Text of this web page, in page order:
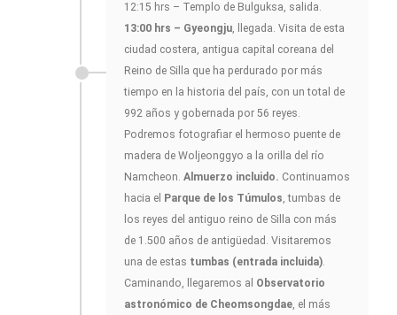
12:15 hrs – Templo de Bulguksa, salida.
13:00 hrs – Gyeongju, llegada. Visita de esta
ciudad costera, antigua capital coreana del
Reino de Silla que ha perdurado por más
tiempo en la historia del país, con un total de
992 años y gobernada por 56 reyes.
Podremos fotografiar el hermoso puente de
madera de Woljeonggyo a la orilla del río
Namcheon. Almuerzo incluido. Continuamos
hacia el Parque de los Túmulos, tumbas de
los reyes del antiguo reino de Silla con más
de 1.500 años de antigüedad. Visitaremos
una de estas tumbas (entrada incluida).
Caminando, llegaremos al Observatorio
astronómico de Cheomsongdae, el más